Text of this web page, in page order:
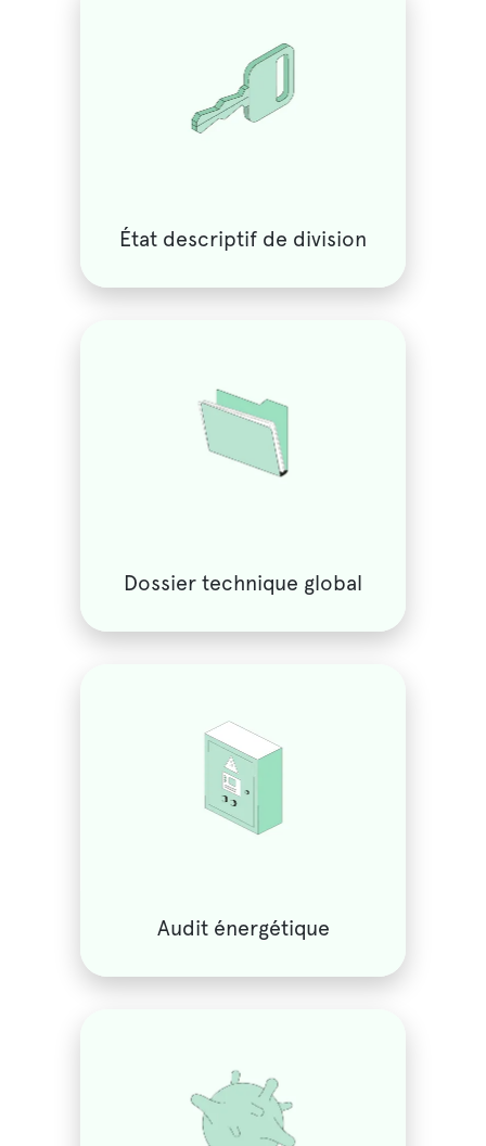
État descriptif de division
Dossier technique global
Audit énergétique